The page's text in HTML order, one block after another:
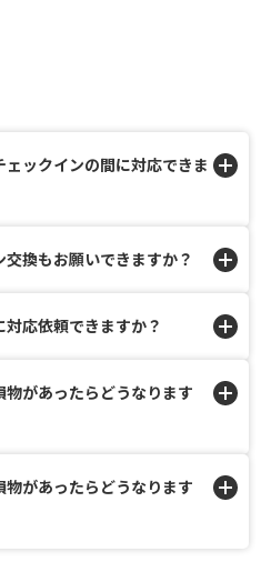
ックインの間に対応できま
換もお願いできますか？
応依頼できますか？
があったらどうなります
があったらどうなります